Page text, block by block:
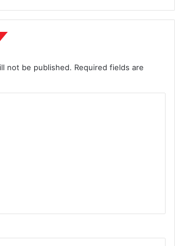
not be published. Required fields are